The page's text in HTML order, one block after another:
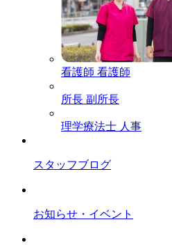
看護師 看護師
所長 副所長
理学療法士 人事
スタッフブログ
お知らせ・イベント